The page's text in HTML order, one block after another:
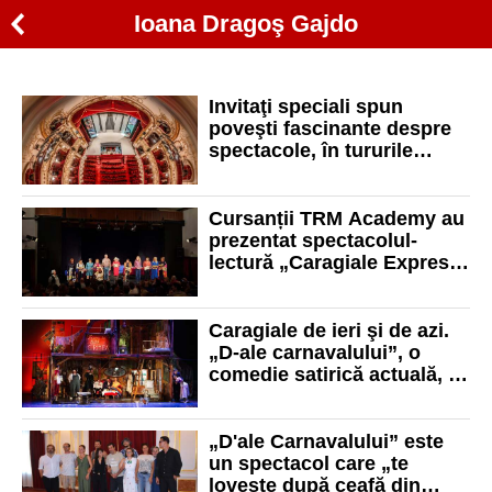
Ioana Dragoş Gajdo
Invitaţi speciali spun
poveşti fascinante despre
spectacole, în tururile
Maria
Cursanții TRM Academy au
prezentat spectacolul-
lectură „Caragiale Express
personaje în viteză”
Caragiale de ieri şi de azi.
„D-ale carnavalului”, o
comedie satirică actuală, a
Regina Maria
„D'ale Carnavalului” este
un spectacol care „te
loveşte după ceafă din